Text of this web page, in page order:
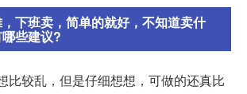
下班卖，简单的就好，不知道卖什
些建议?
比较乱，但是仔细想想，可做的还真比